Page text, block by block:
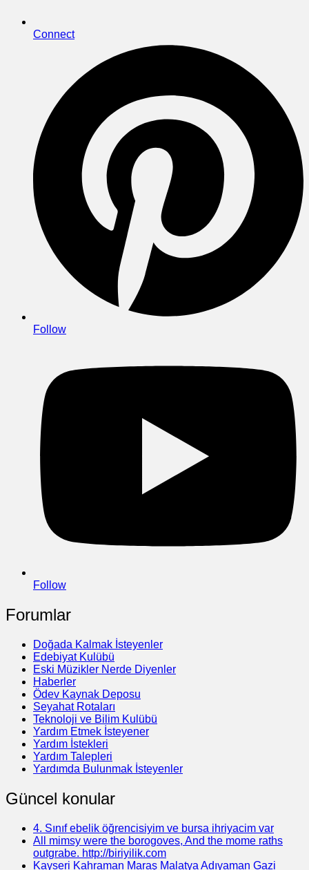
Connect
Follow
Follow
Forumlar
Doğada Kalmak İsteyenler
Edebiyat Kulübü
Eski Müzikler Nerde Diyenler
Haberler
Ödev Kaynak Deposu
Seyahat Rotaları
Teknoloji ve Bilim Kulübü
Yardım Etmek İsteyener
Yardım İstekleri
Yardım Talepleri
Yardımda Bulunmak İsteyenler
Güncel konular
4. Sınıf ebelik öğrencisiyim ve bursa ihriyacim var
All mimsy were the borogoves, And the mome raths
outgrabe. http://biriyilik.com
Kayseri Kahraman Maraş Malatya Adıyaman Gazi